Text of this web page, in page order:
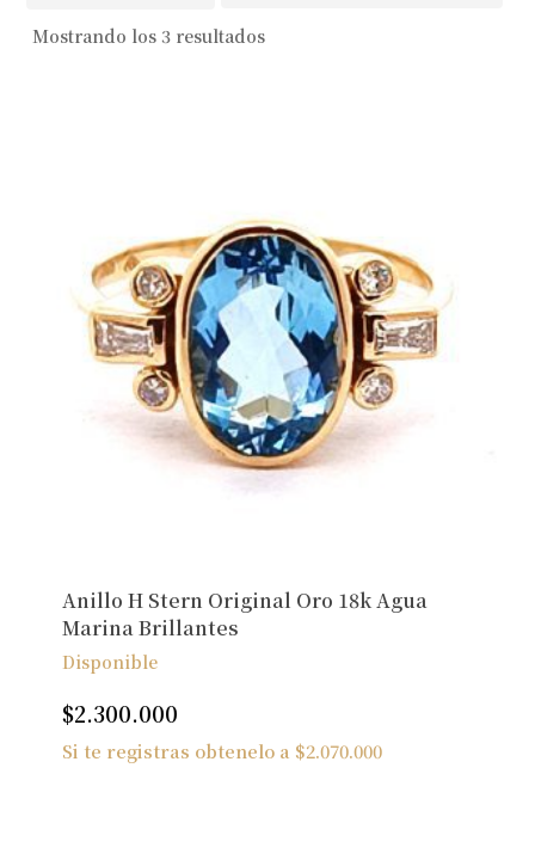
Mostrando los 3 resultados
Anillo H Stern Original Oro 18k Agua
Marina Brillantes
Disponible
$2.300.000
Si te registras obtenelo a $2.070.000